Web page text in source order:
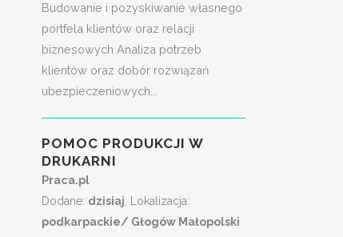
Budowanie i pozyskiwanie własnego
portfela klientów oraz relacji
biznesowych Analiza potrzeb
klientów oraz dobór rozwiązań
ubezpieczeniowych...
POMOC PRODUKCJI W
DRUKARNI
Praca.pl
Dodane: dzisiaj , Lokalizacja:
podkarpackie/ Głogów Małopolski